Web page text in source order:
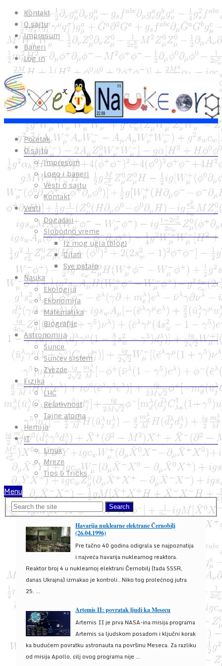
Kontakt
O sajtu
Impresum
Baneri
Log in
Početak
O sajtu
Impresum
Logo i baneri
Vesti o sajtu
Kontakt
Vesti
Događaji
Slobodno vreme
Iz mog ugla (blog)
Citati
Sve ostalo
Nauka
Ekologija
Ekonomija
Matematika
Biografije
Astronomija
Sunce
Sunčev sistem
Zvezde
Fizika
LHC
Relativnost
Tajne atoma
Hemija
IT
Linux
Mreze
Tips & Tricks
Menu
Havarija nuklearne elektrane Černobilj
(26.04.1996)
Pre tačno 40 godina odigrala se najpoznatija
i najveća havarija nuklearnog reaktora.
Reaktor broj 4 u nuklearnoj elektrani Černobilj (tada SSSR,
danas Ukrajna) izmakao je kontroli...Niko tog prolećnog jutra
25. ...
Artemis II: povratak ljudi ka Mesecu
Artemis II je prva NASA-ina misija programa
Artemis sa ljudskom posadom i ključni korak
ka budućem povratku astronauta na površinu Meseca. Za razliku
od misija Apollo, cilj ovog programa nije ...